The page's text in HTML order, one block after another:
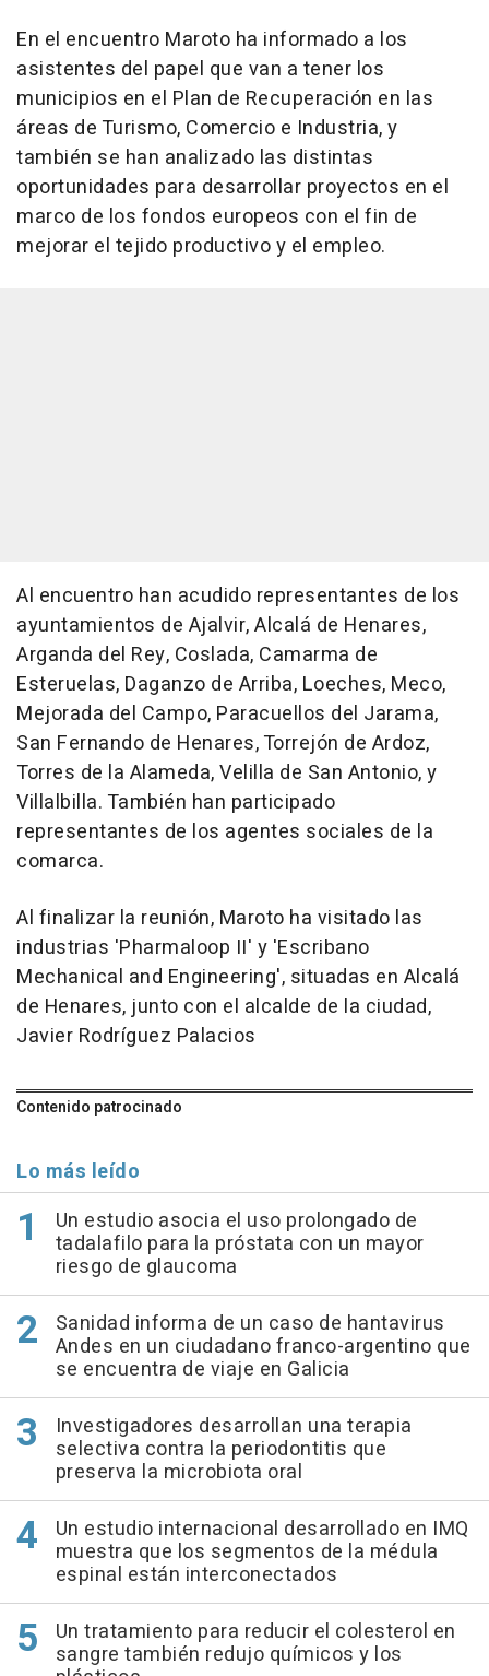
En el encuentro Maroto ha informado a los
asistentes del papel que van a tener los
municipios en el Plan de Recuperación en las
áreas de Turismo, Comercio e Industria, y
también se han analizado las distintas
oportunidades para desarrollar proyectos en el
marco de los fondos europeos con el fin de
mejorar el tejido productivo y el empleo.
Al encuentro han acudido representantes de los
ayuntamientos de Ajalvir, Alcalá de Henares,
Arganda del Rey, Coslada, Camarma de
Esteruelas, Daganzo de Arriba, Loeches, Meco,
Mejorada del Campo, Paracuellos del Jarama,
San Fernando de Henares, Torrejón de Ardoz,
Torres de la Alameda, Velilla de San Antonio, y
Villalbilla. También han participado
representantes de los agentes sociales de la
comarca.
Al finalizar la reunión, Maroto ha visitado las
industrias 'Pharmaloop II' y 'Escribano
Mechanical and Engineering', situadas en Alcalá
de Henares, junto con el alcalde de la ciudad,
Javier Rodríguez Palacios
Contenido patrocinado
Lo más leído
Un estudio asocia el uso prolongado de
tadalafilo para la próstata con un mayor
riesgo de glaucoma
Sanidad informa de un caso de hantavirus
Andes en un ciudadano franco-argentino que
se encuentra de viaje en Galicia
Investigadores desarrollan una terapia
selectiva contra la periodontitis que
preserva la microbiota oral
Un estudio internacional desarrollado en IMQ
muestra que los segmentos de la médula
espinal están interconectados
Un tratamiento para reducir el colesterol en
sangre también redujo químicos y los